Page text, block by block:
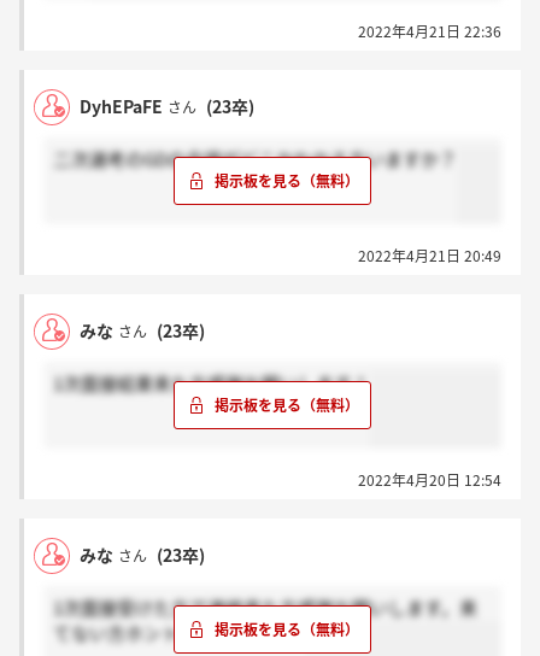
2022年4月21日 22:36
DyhEPaFE さん (23卒)
二次選考のGDの会場がどこかわかる方いますか？
2022年4月21日 20:49
みな さん (23卒)
1次面接結果来た方感謝お願いします！
2022年4月20日 12:54
みな さん (23卒)
1次面接受けた方で連絡来た方感謝お願いします。来
てない方ホントお願いします。